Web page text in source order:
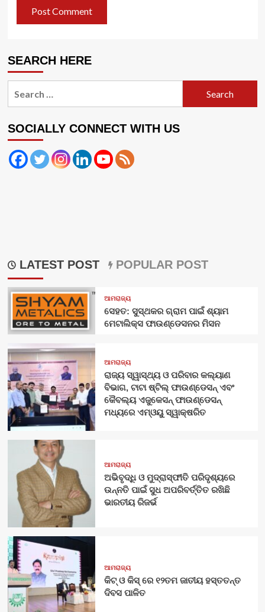
SEARCH HERE
SOCIALLY CONNECT WITH US
LATEST POST POPULAR POST
ଆମରାଜ୍ୟ
ସେହତ: ସୁସ୍ଥକର ଗ୍ରାମ ପାଇଁ ଶ୍ୟାମ
ମେଟାଲିକ୍ସ ଫାଉଣ୍ଡେସନର ମିସନ
ଆମରାଜ୍ୟ
ରାଜ୍ୟ ସ୍ୱାସ୍ଥ୍ୟ ଓ ପରିବାର କଲ୍ୟାଣ
ବିଭାଗ, ଟାଟା ଷ୍ଟିଲ୍ ଫାଉଣ୍ଡେସନ୍ ଏବଂ
କୈବଲ୍ୟ ଏଜୁକେସନ୍ ଫାଉଣ୍ଡେସନ୍
ମଧ୍ୟରେ ଏମ୍‌ଓୟୁ ସ୍ୱାକ୍ଷରିତ
ଆମରାଜ୍ୟ
ଅଭିବୃଦ୍ଧି ଓ ମୁଦ୍ରାସ୍ଫୀତି ପରିଦୃଶ୍ୟରେ
ଉନ୍ନତି ପାଇଁ ସୁଧ ଅପରିବର୍ତ୍ତିତ ରଖିଛି
ଭାରତୀୟ ରିଜର୍ଭ
ଆମରାଜ୍ୟ
କିଟ୍‍ ଓ କିସ୍‍ ରେ ୧୨ତମ ଜାତୀୟ ହସ୍ତତନ୍ତ
ଦିବସ ପାଳିତ